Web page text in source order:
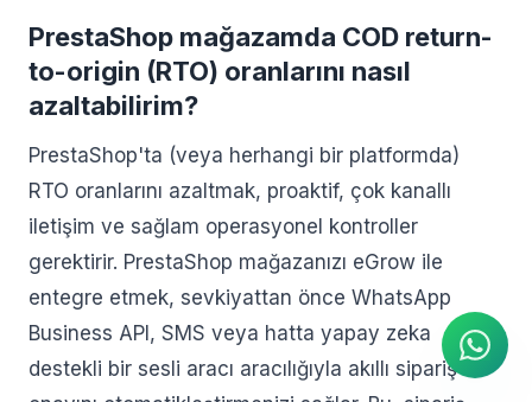
PrestaShop mağazamda COD return-
to-origin (RTO) oranlarını nasıl
azaltabilirim?
PrestaShop'ta (veya herhangi bir platformda)
RTO oranlarını azaltmak, proaktif, çok kanallı
iletişim ve sağlam operasyonel kontroller
gerektirir. PrestaShop mağazanızı eGrow ile
entegre etmek, sevkiyattan önce WhatsApp
Business API, SMS veya hatta yapay zeka
destekli bir sesli aracı aracılığıyla akıllı sipariş
WhatsApp üzerinden anında
yanıtlar